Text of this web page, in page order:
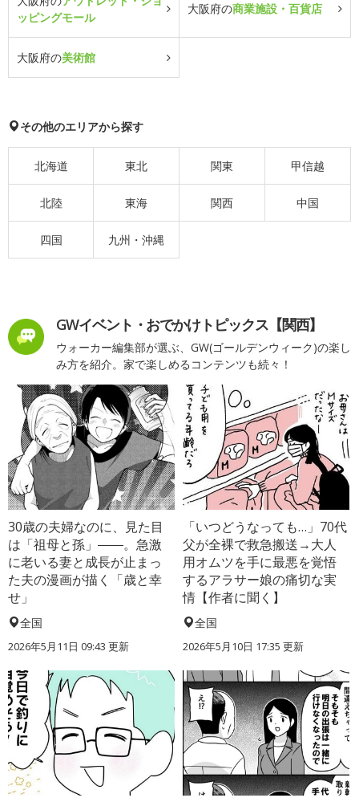
ッピングモール
大阪府の商業施設・百貨店
大阪府の美術館
その他のエリアから探す
北海道 東北 関東 甲信越
北陸 東海 関西 中国
四国 九州・沖縄
GWイベント・おでかけトピックス【関西】
ウォーカー編集部が選ぶ、GW(ゴールデンウィーク)の楽し
み方を紹介。家で楽しめるコンテンツも続々！
30歳の夫婦なのに、見た目
は「祖母と孫」――。急激
に老いる妻と成長が止まっ
た夫の漫画が描く「歳と幸
せ」
全国
2026年5月11日 09:43 更新
「いつどうなっても…」70代
父が全裸で救急搬送→大人
用オムツを手に最悪を覚悟
するアラサー娘の痛切な実
情【作者に聞く】
全国
2026年5月10日 17:35 更新